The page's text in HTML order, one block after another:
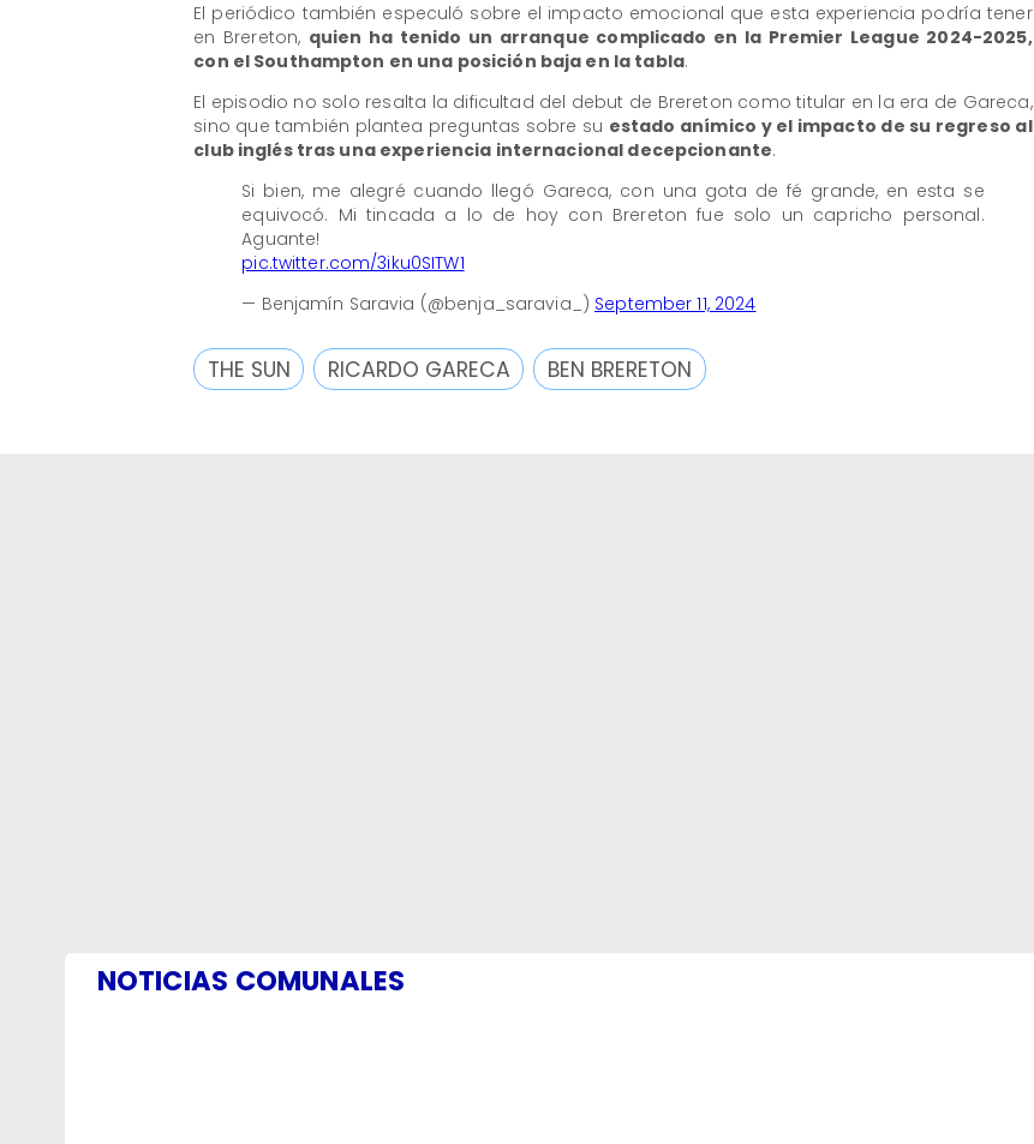
El periódico también especuló sobre el impacto emocional que esta experiencia podría tener
en Brereton, quien ha tenido un arranque complicado en la Premier League 2024-2025,
con el Southampton en una posición baja en la tabla.
El episodio no solo resalta la dificultad del debut de Brereton como titular en la era de Gareca,
sino que también plantea preguntas sobre su estado anímico y el impacto de su regreso al
club inglés tras una experiencia internacional decepcionante.
Si bien, me alegré cuando llegó Gareca, con una gota de fé grande, en esta se
equivocó. Mi tincada a lo de hoy con Brereton fue solo un capricho personal.
Aguante!
pic.twitter.com/3iku0SITW1
— Benjamín Saravia (@benja_saravia_) September 11, 2024
THE SUN RICARDO GARECA BEN BRERETON
NOTICIAS COMUNALES